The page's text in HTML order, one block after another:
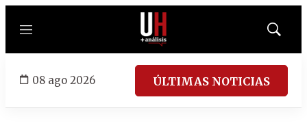
Menú
Mostrar
08 ago 2026 ÚLTIMAS NOTICIAS